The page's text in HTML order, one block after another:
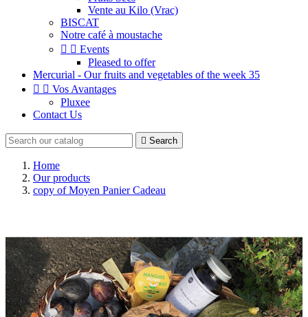
Vente au Kilo (Vrac)
BISCAT
Notre café à moustache
  Events
Pleased to offer
Mercurial - Our fruits and vegetables of the week 35
  Vos Avantages
Pluxee
Contact Us
 Search
Home
Our products
copy of Moyen Panier Cadeau